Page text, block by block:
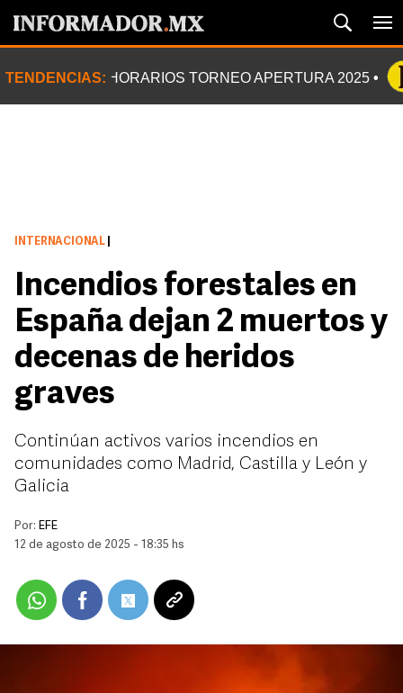
TENDENCIAS: HORARIOS TORNEO APERTURA 2025
INTERNACIONAL
Incendios forestales en
España dejan 2 muertos y
decenas de heridos
graves
Continúan activos varios incendios en
comunidades como Madrid, Castilla y León y
Galicia
Por: EFE
12 de agosto de 2025 - 18:35 hs